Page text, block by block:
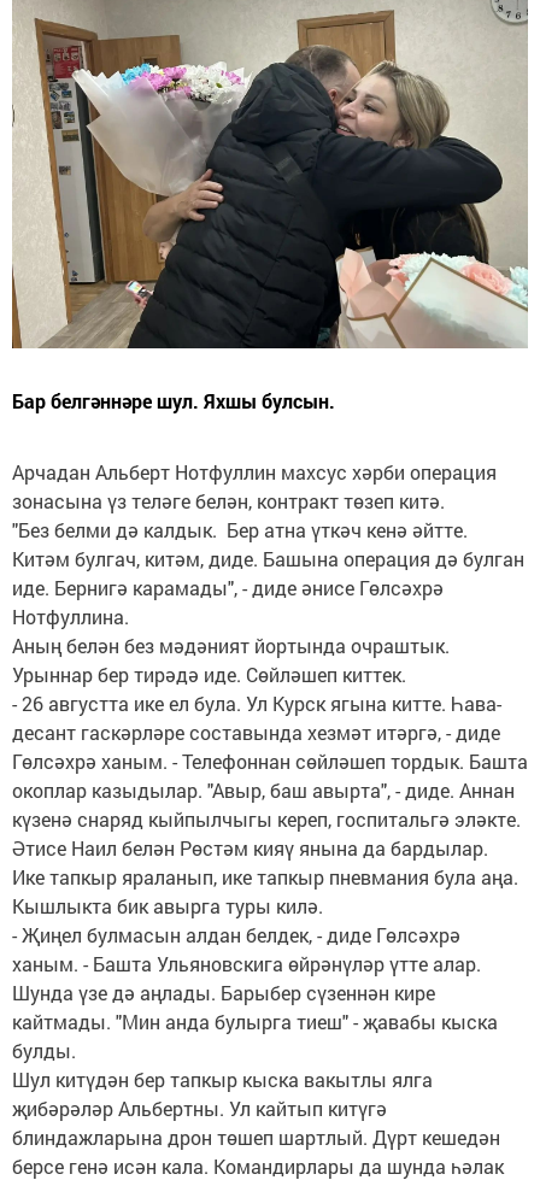
Бар белгәннәре шул. Яхшы булсын.
Арчадан Альберт Нотфуллин махсус хәрби операция
зонасына үз теләге белән, контракт төзеп китә.
"Без белми дә калдык. Бер атна үткәч кенә әйтте.
Китәм булгач, китәм, диде. Башына операция дә булган
иде. Бернигә карамады", - диде әнисе Гөлсәхрә
Нотфуллина.
Аның белән без мәдәният йортында очраштык.
Урыннар бер тирәдә иде. Сөйләшеп киттек.
- 26 августта ике ел була. Ул Курск ягына китте. Һава-
десант гаскәрләре составында хезмәт итәргә, - диде
Гөлсәхрә ханым. - Телефоннан сөйләшеп тордык. Башта
окоплар казыдылар. "Авыр, баш авырта", - диде. Аннан
күзенә снаряд кыйпылчыгы кереп, госпитальгә эләкте.
Әтисе Наил белән Рөстәм кияү янына да бардылар.
Ике тапкыр яраланып, ике тапкыр пневмания була аңа.
Кышлыкта бик авырга туры килә.
- Җиңел булмасын алдан белдек, - диде Гөлсәхрә
ханым. - Башта Ульяновскига өйрәнүләр үтте алар.
Шунда үзе дә аңлады. Барыбер сүзеннән кире
кайтмады. "Мин анда булырга тиеш" - җавабы кыска
булды.
Шул китүдән бер тапкыр кыска вакытлы ялга
җибәрәләр Альбертны. Ул кайтып китүгә
блиндажларына дрон төшеп шартлый. Дүрт кешедән
берсе генә исән кала. Командирлары да шунда һәлак